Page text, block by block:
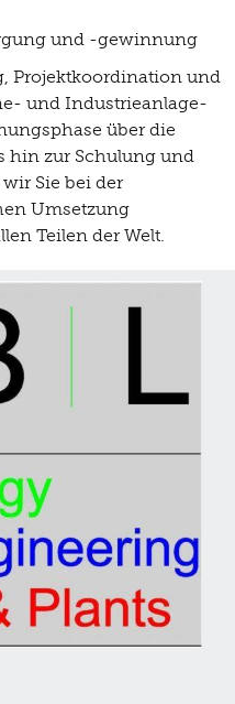
und -gewinnung
Projektkoordination und
und Industrieanlage-
über die
hin zur Schulung und
Sie bei der
Umsetzung
Teilen der Welt.